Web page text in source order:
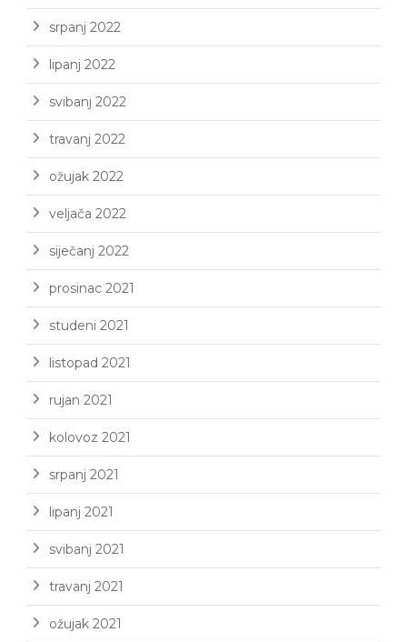
srpanj 2022
lipanj 2022
svibanj 2022
travanj 2022
ožujak 2022
veljača 2022
siječanj 2022
prosinac 2021
studeni 2021
listopad 2021
rujan 2021
kolovoz 2021
srpanj 2021
lipanj 2021
svibanj 2021
travanj 2021
ožujak 2021